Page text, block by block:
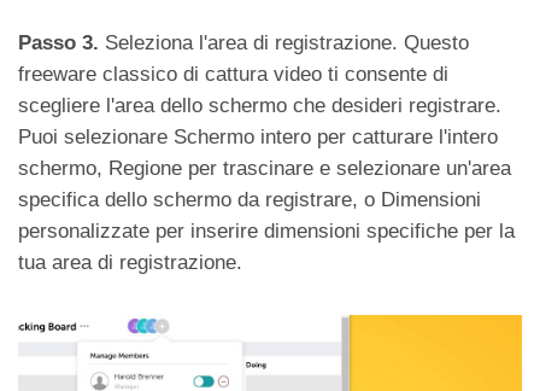
Passo 3. Seleziona l'area di registrazione. Questo
freeware classico di cattura video ti consente di
scegliere l'area dello schermo che desideri registrare.
Puoi selezionare Schermo intero per catturare l'intero
schermo, Regione per trascinare e selezionare un'area
specifica dello schermo da registrare, o Dimensioni
personalizzate per inserire dimensioni specifiche per la
tua area di registrazione.